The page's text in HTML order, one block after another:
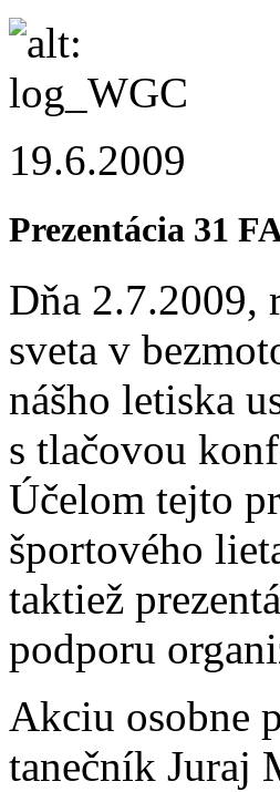
19.6.2009
Prezentácia 31
Dňa 2.7.2009,
sveta v
nášho letiska
s tlačovou
Účelom tejto
športového
taktiež
podporu
Akciu osobne
tanečník Juraj